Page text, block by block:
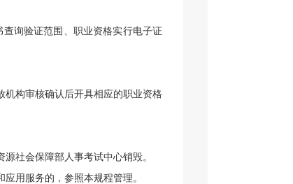
询验证范围、职业资格实行电子证
构审核确认后开具相应的职业资格
社会保障部人事考试中心销毁。
用服务的，参照本规程管理。